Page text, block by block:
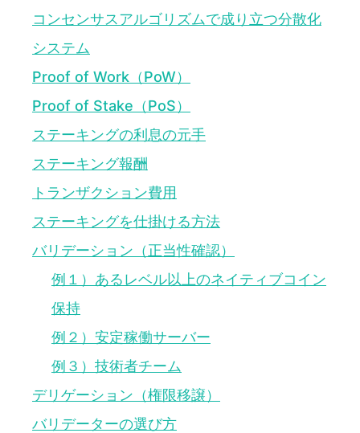
コンセンサスアルゴリズムで成り立つ分散化
システム
Proof of Work（PoW）
Proof of Stake（PoS）
ステーキングの利息の元手
ステーキング報酬
トランザクション費用
ステーキングを仕掛ける方法
バリデーション（正当性確認）
例１）あるレベル以上のネイティブコイン
保持
例２）安定稼働サーバー
例３）技術者チーム
デリゲーション（権限移譲）
バリデーターの選び方